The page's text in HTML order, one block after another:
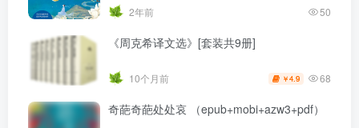
2年前 50
《周克希译文选》[套装共9册]
10个月前 ￥4.9 68
奇葩奇葩处处哀 （epub+mobi+azw3+pdf）